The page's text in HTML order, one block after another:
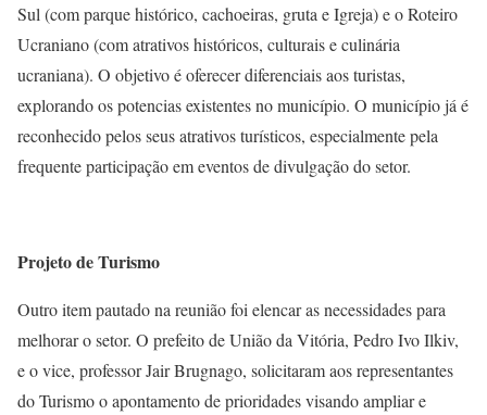
Sul (com parque histórico, cachoeiras, gruta e Igreja) e o Roteiro
Ucraniano (com atrativos históricos, culturais e culinária
ucraniana). O objetivo é oferecer diferenciais aos turistas,
explorando os potencias existentes no município. O município já é
reconhecido pelos seus atrativos turísticos, especialmente pela
frequente participação em eventos de divulgação do setor.
Projeto de Turismo
Outro item pautado na reunião foi elencar as necessidades para
melhorar o setor. O prefeito de União da Vitória, Pedro Ivo Ilkiv,
e o vice, professor Jair Brugnago, solicitaram aos representantes
do Turismo o apontamento de prioridades visando ampliar e